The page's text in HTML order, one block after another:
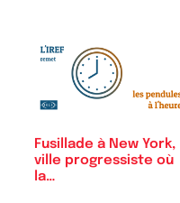
Fusillade à New York,
ville progressiste où
la…